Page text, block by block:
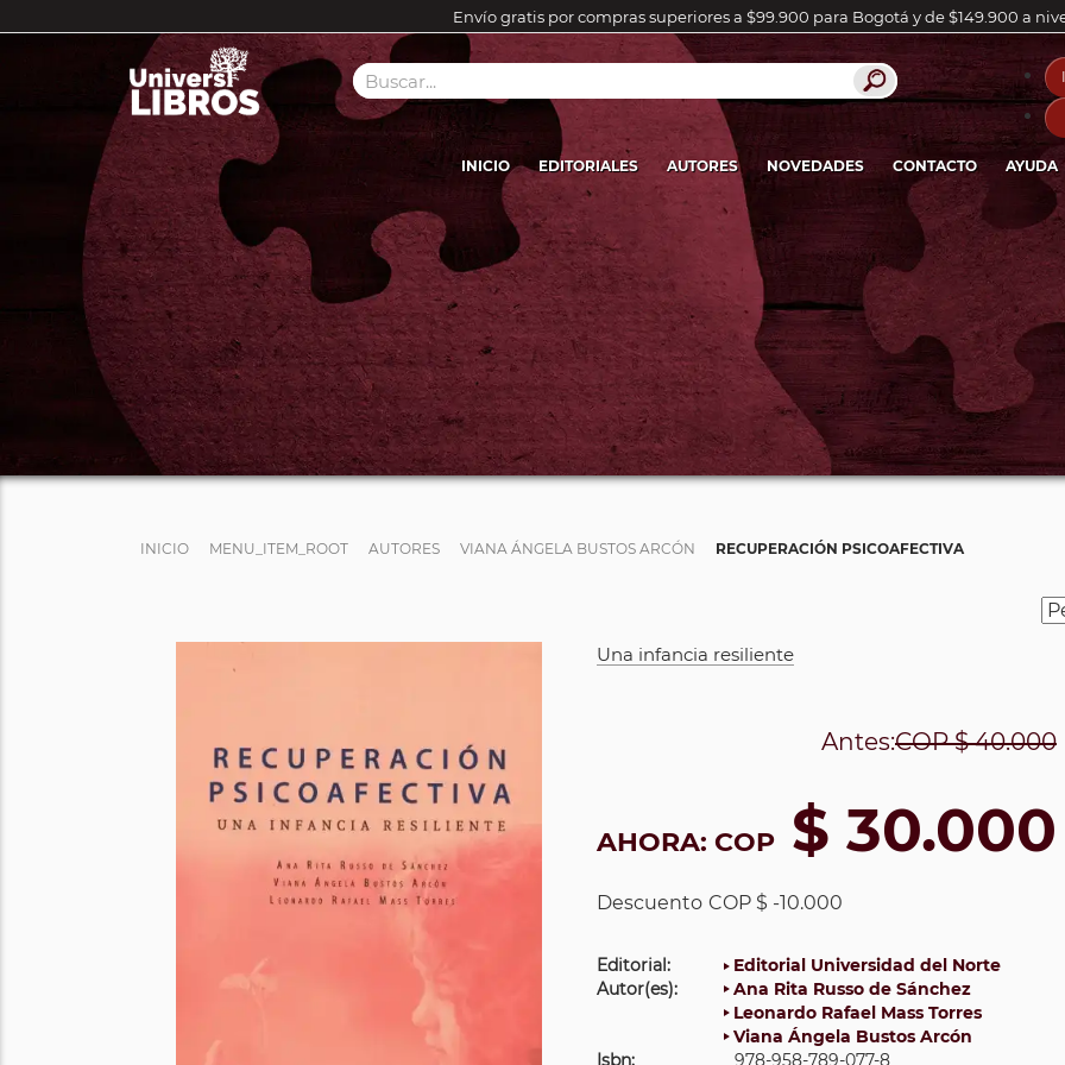
Envío gratis por compras superiores a $99.900 para Bogotá y de $149.900 a
INICIO EDITORIALES AUTORES NOVEDADES CONTACTO AYUDA
INICIO MENU_ITEM_ROOT AUTORES VIANA ÁNGELA BUSTOS ARCÓN RECUPERACIÓN PSICOAFECTIVA
Una infancia resiliente
Antes:COP$ 40.000
AHORA: COP $ 30.000
Descuento COP $ -10.000
Editorial:
Editorial Universidad del Norte
Autor(es):
Ana Rita Russo de Sánchez
Leonardo Rafael Mass Torres
Viana Ángela Bustos Arcón
Isbn:
978-958-789-077-8